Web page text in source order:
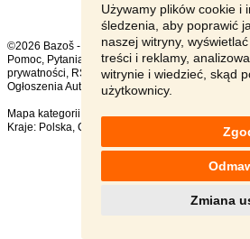
Używamy plików cookie i
śledzenia, aby poprawić
naszej witryny,
treści i reklamy,
witrynie i wiedzieć, skąd
użytkownicy.
Zmiana
©2026 Bazoš -
sprzedam, ogłoszenia
Pomoc, Pytania Komentarze,Kontakt ,Reklama,
prywatności, RSS
Ogłoszenia Auto ogółem:1269, w ciągu 24
Mapa kategorii
Popularne wyszukiwania
Kraje: Polska, Czechy